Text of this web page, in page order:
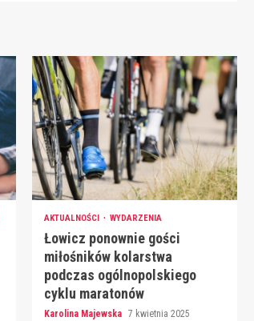
AKTUALNOŚCI WYDARZENIA
Łowicz ponownie gości
miłośników kolarstwa
podczas ogólnopolskiego
cyklu maratonów
Karolina Majewska 7 kwietnia 2025